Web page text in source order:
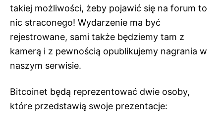
takiej możliwości, żeby pojawić się na forum to
nic straconego! Wydarzenie ma być
rejestrowane, sami także będziemy tam z
kamerą i z pewnością opublikujemy nagrania w
naszym serwisie.
Bitcoinet będą reprezentować dwie osoby,
które przedstawią swoje prezentacje: